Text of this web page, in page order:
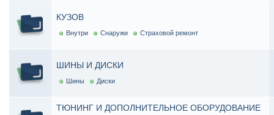
КУЗОВ
Внутри Снаружи Страховой ремонт
ШИНЫ И ДИСКИ
Шины Диски
ТЮНИНГ И ДОПОЛНИТЕЛЬНОЕ ОБОРУДОВАНИЕ